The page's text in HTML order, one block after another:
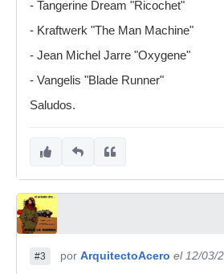
- Tangerine Dream "Ricochet"
- Kraftwerk "The Man Machine"
- Jean Michel Jarre "Oxygene"
- Vangelis "Blade Runner"
Saludos.
#3 por ArquitectoAcero el 12/03/